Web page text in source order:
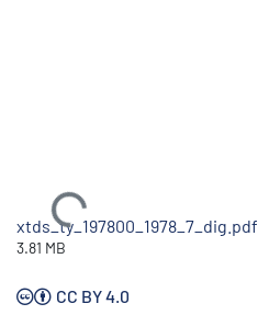
Ladataan...
xtds_ty_197800_1978_7_dig.pdf
3.81 MB
CC BY 4.0